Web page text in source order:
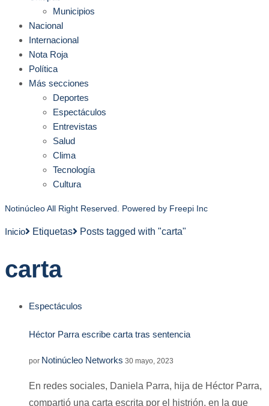
Municipios
Nacional
Internacional
Nota Roja
Política
Más secciones
Deportes
Espectáculos
Entrevistas
Salud
Clima
Tecnología
Cultura
Notinúcleo All Right Reserved. Powered by Freepi Inc
Inicio Etiquetas Posts tagged with "carta"
carta
Espectáculos
Héctor Parra escribe carta tras sentencia
por Notinúcleo Networks 30 mayo, 2023
En redes sociales, Daniela Parra, hija de Héctor Parra,
compartió una carta escrita por el histrión, en la que